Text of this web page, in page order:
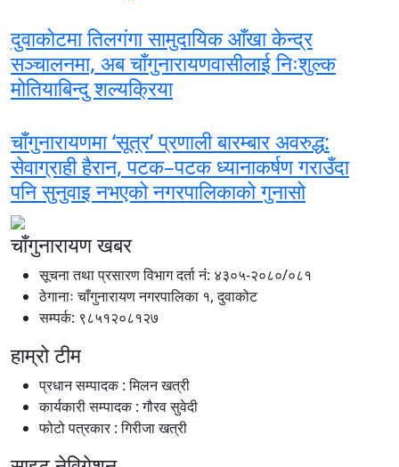
दुवाकोटमा तिलगंगा सामुदायिक आँखा केन्द्र
सञ्चालनमा, अब चाँगुनारायणवासीलाई निःशुल्क
मोतियाबिन्दु शल्यक्रिया
चाँगुनारायणमा ‘सूत्र’ प्रणाली बारम्बार अवरुद्ध:
सेवाग्राही हैरान, पटक–पटक ध्यानाकर्षण गराउँदा
पनि सुनुवाइ नभएको नगरपालिकाको गुनासो
चाँगुनारायण खबर
सूचना तथा प्रसारण विभाग दर्ता नंं: ४३०५-२०८०/०८१
ठेगानाः चाँगुनारायण नगरपालिका १, दुवाकोट
सम्पर्क: ९८५१२०८१२७
हाम्रो टीम
प्रधान सम्पादक : मिलन खत्री
कार्यकारी सम्पादक : गौरव सुवेदी
फोटो पत्रकार : गिरीजा खत्री